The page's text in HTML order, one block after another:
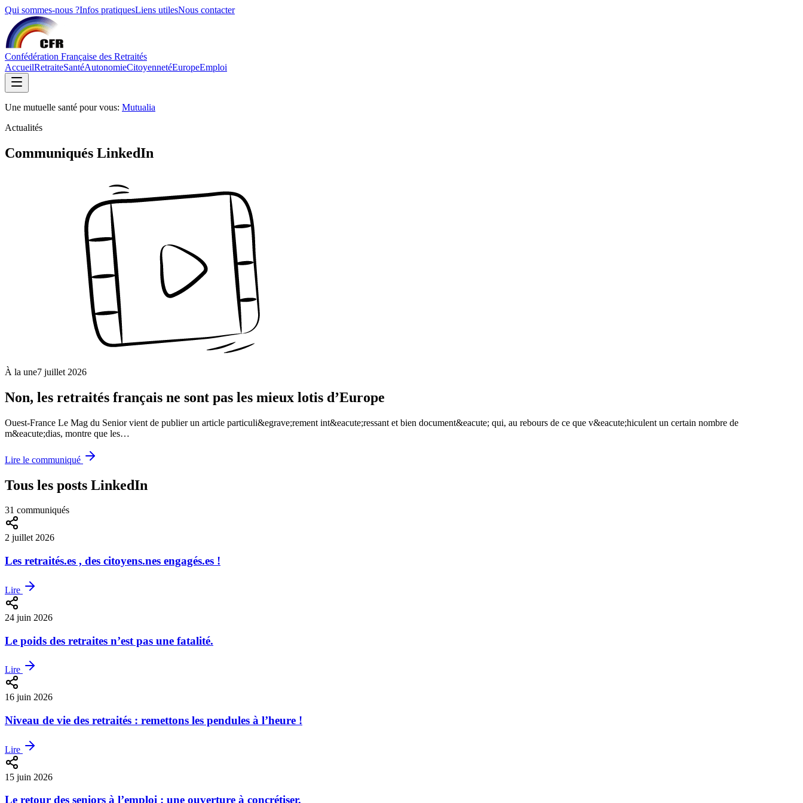
Qui sommes-nous ?Infos pratiquesLiens utilesNous contacter
Confédération Française des Retraités
AccueilRetraiteSantéAutonomieCitoyennetéEuropeEmploi
Une mutuelle santé pour vous: Mutualia
Actualités
Communiqués LinkedIn
À la une7 juillet 2026
Non, les retraités français ne sont pas les mieux lotis d’Europe
Ouest-France Le Mag du Senior vient de publier un article particuli&egrave;rement int&eacute;ressant et bien document&eacute; qui, au rebours de ce que v&eacute;hiculent un certain nombre de
m&eacute;dias, montre que les…
Lire le communiqué
Tous les posts LinkedIn
31 communiqués
2 juillet 2026
Les retraités.es , des citoyens.nes engagés.es !
Lire
24 juin 2026
Le poids des retraites n’est pas une fatalité.
Lire
16 juin 2026
Niveau de vie des retraités : remettons les pendules à l’heure !
Lire
15 juin 2026
Le retour des seniors à l’emploi : une ouverture à concrétiser.